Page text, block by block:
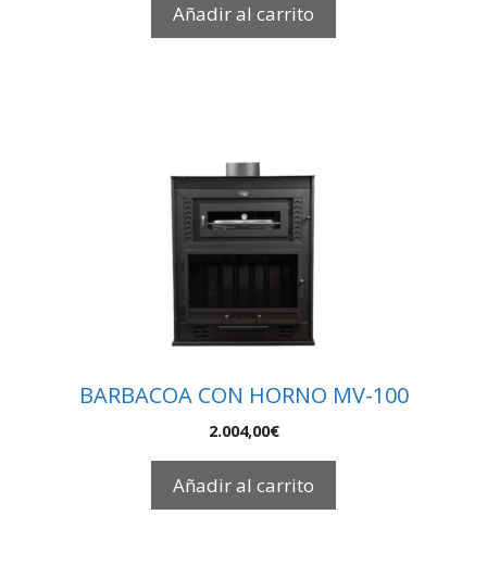
Añadir al carrito
BARBACOA CON HORNO MV-100
2.004,00€
Añadir al carrito